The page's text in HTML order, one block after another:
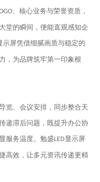
、核心业务与荣誉资质，
堂的瞬间，便能直观感知企
示屏凭借细腻画质与稳定的
，为品牌筑牢第一印象根
览、会议安排，同步整合天
递滞后问题，既提升办公协
服务温度。 勉盛LED显示屏
高效，让多元资讯传递更精